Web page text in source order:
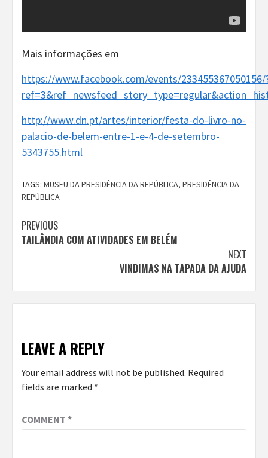
Mais informações em
https://www.facebook.com/events/233455367050156/
http://www.dn.pt/artes/interior/festa-do-livro-no-
palacio-de-belem-entre-1-e-4-de-setembro-
5343755.html
TAGS: MUSEU DA PRESIDÊNCIA DA REPÚBLICA, PRESIDÊNCIA DA
REPÚBLICA
Continue
Reading
PREVIOUS
TAILÂNDIA COM ATIVIDADES EM BELÉM
NEXT
VINDIMAS NA TAPADA DA AJUDA
LEAVE A REPLY
Your email address will not be published. Required
fields are marked *
COMMENT *